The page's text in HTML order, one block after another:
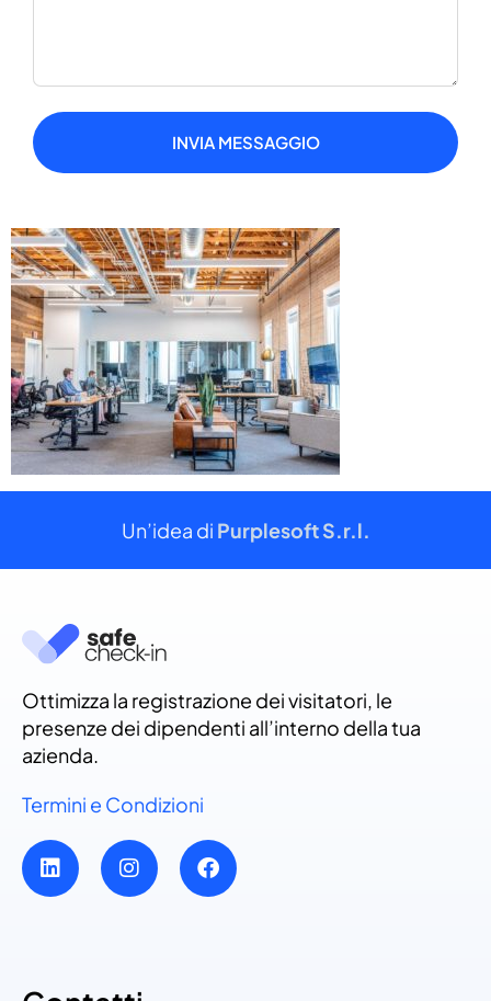
INVIA MESSAGGIO
Un’idea di Purplesoft S.r.l.
Ottimizza la registrazione dei visitatori, le
presenze dei dipendenti all’interno della tua
azienda.
Termini e Condizioni